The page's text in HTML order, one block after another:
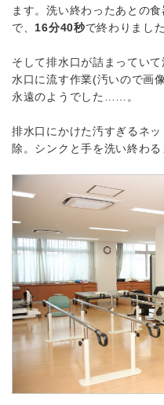
ます。洗い終わったあとの
で、 16分40秒で終わりました
そして排水口が詰まってい
水口に流す作業(汚いので画
永遠のようでした……。
排水口にかけた汚すぎるネ
除。シンクと手を洗い終わる